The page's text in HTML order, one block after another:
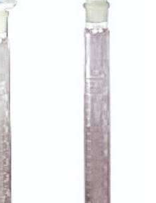
Aksesuarları